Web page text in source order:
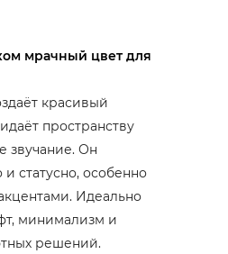
мрачный цвет для
красивый
пространству
звучание. Он
статусно, особенно
Идеально
минимализм и
решений.